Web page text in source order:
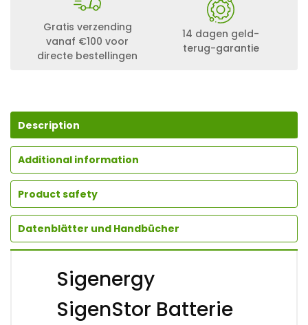
Gratis verzending
vanaf €100 voor
directe bestellingen
14 dagen geld-
terug-garantie
Description
Additional information
Product safety
Datenblätter und Handbücher
Sigenergy
SigenStor Batterie